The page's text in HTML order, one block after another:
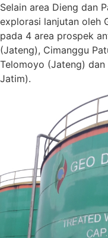
Selain area Dieng dan
explorasi lanjutan oleh
pada 4 area prospek
(Jateng), Cimanggu
Telomoyo (Jateng)
Jatim).